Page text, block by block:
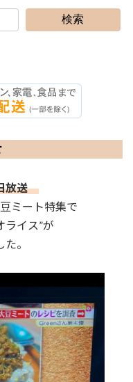
検索
放送
ミート特集で
ライス”が
。